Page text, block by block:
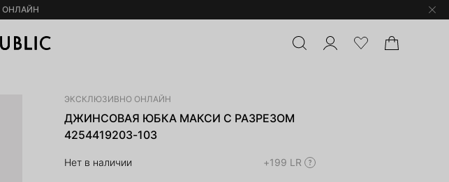
ОНЛАЙН
ЭКСКЛЮЗИВНО ОНЛАЙН
ДЖИНСОВАЯ ЮБКА МАКСИ С РАЗРЕЗОМ
4254419203-103
Нет в наличии +199 LR